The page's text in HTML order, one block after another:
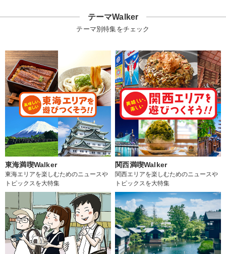
テーマWalker
テーマ別特集をチェック
東海満喫Walker
東海エリアを楽しむためのニュースや
トピックスを大特集
関西満喫Walker
関西エリアを楽しむためのニュースや
トピックスを大特集